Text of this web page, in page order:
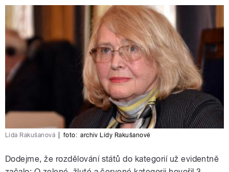
Lída Rakušanová foto: archiv Lídy Rakušanové
Dodejme, že rozdělování států do kategorií už evidentně